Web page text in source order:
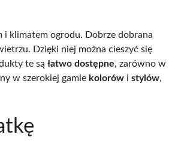
i klimatem ogrodu. Dobrze dobrana
Dzięki niej można cieszyć się
te są łatwo dostępne, zarówno w
w szerokiej gamie kolorów i stylów,